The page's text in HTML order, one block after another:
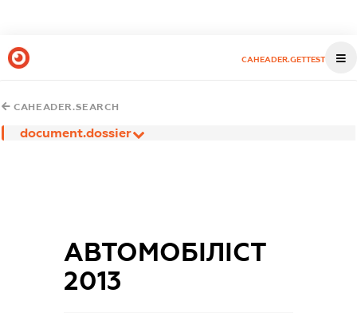
CAHEADER.GETTEST
CAHEADER.SEARCH
document.dossier
АВТОМОБІЛІСТ
2013